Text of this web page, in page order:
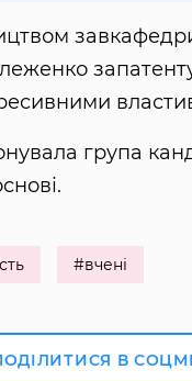
група
#вчені
В